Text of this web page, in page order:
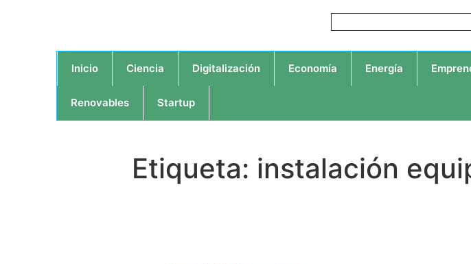
Inicio Ciencia Digitalización Economía Energía
Renovables Startup
Etiqueta: instalación